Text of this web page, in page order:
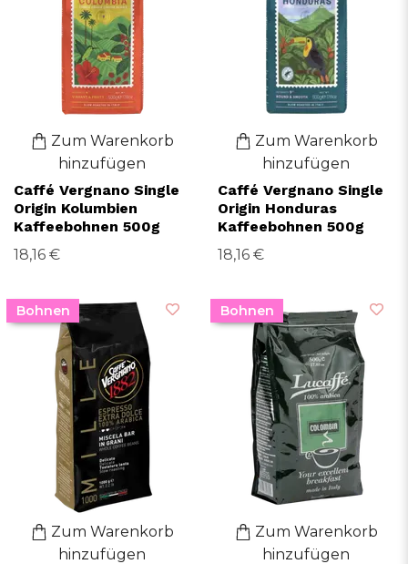
Zum Warenkorb
hinzufügen
Caffé Vergnano Single
Origin Kolumbien
Kaffeebohnen 500g
18,16 €
Zum Warenkorb
hinzufügen
Caffé Vergnano Single
Origin Honduras
Kaffeebohnen 500g
18,16 €
Bohnen
Zum Warenkorb
hinzufügen
Bohnen
Zum Warenkorb
hinzufügen